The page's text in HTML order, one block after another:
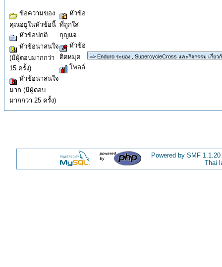
ข้อความของ
คุณอยู่ในหัวข้อนี้
หัวข้อปกติ
หัวข้อน่าสนใจ
(มีผู้ตอบมากกว่า
15 ครั้ง)
หัวข้อน่าสนใจ
มาก (มีผู้ตอบ
มากกว่า 25 ครั้ง)
หัวข้อ
ที่ถูกใส่
กุญแจ
หัวข้อ
ติดหมุด
โพลล์
Powered by SMF 1.1.20
Thai